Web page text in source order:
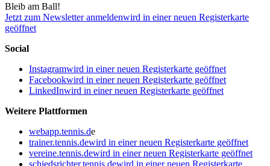
Bleib am Ball!
Jetzt zum Newsletter anmeldenwird in einer neuen Registerkarte
geöffnet
Social
Instagramwird in einer neuen Registerkarte geöffnet
Facebookwird in einer neuen Registerkarte geöffnet
LinkedInwird in einer neuen Registerkarte geöffnet
Weitere Plattformen
webapp.tennis.de
trainer.tennis.dewird in einer neuen Registerkarte geöffnet
vereine.tennis.dewird in einer neuen Registerkarte geöffnet
schiedsrichter.tennis.dewird in einer neuen Registerkarte